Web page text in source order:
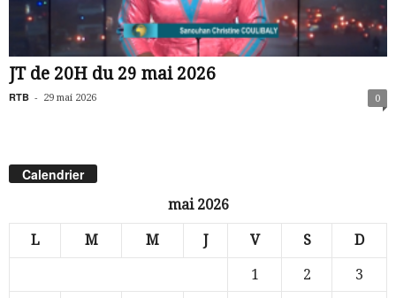
JT de 20H du 29 mai 2026
RTB - 29 mai 2026 0
Calendrier
mai 2026
L M M J V S D
1 2
3